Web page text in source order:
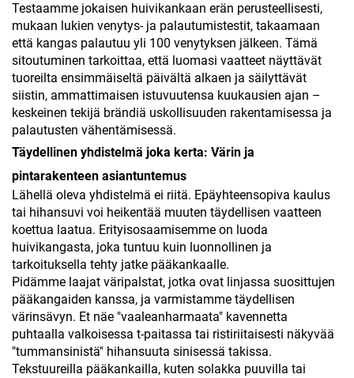
Testaamme jokaisen huivikankaan erän perusteellisesti,
mukaan lukien venytys- ja palautumistestit, takaamaan
että kangas palautuu yli 100 venytyksen jälkeen. Tämä
sitoutuminen tarkoittaa, että luomasi vaatteet näyttävät
tuoreilta ensimmäiseltä päivältä alkaen ja säilyttävät
siistin, ammattimaisen istuvuutensa kuukausien ajan –
keskeinen tekijä brändiä uskollisuuden rakentamisessa ja
palautusten vähentämisessä.
Täydellinen yhdistelmä joka kerta: Värin ja
pintarakenteen asiantuntemus
Lähellä oleva yhdistelmä ei riitä. Epäyhteensopiva kaulus
tai hihansuvi voi heikentää muuten täydellisen vaatteen
koettua laatua. Erityisosaamisemme on luoda
huivikangasta, joka tuntuu kuin luonnollinen ja
tarkoituksella tehty jatke pääkankaalle.
Pidämme laajat väripalstat, jotka ovat linjassa suosittujen
pääkangaiden kanssa, ja varmistamme täydellisen
värinsävyn. Et näe "vaaleanharmaata" kavennetta
puhtaalla valkoisessa t-paitassa tai ristiriitaisesti näkyvää
"tummansinistä" hihansuuta sinisessä takissa.
Tekstuureilla pääkankailla, kuten solakka puuvilla tai